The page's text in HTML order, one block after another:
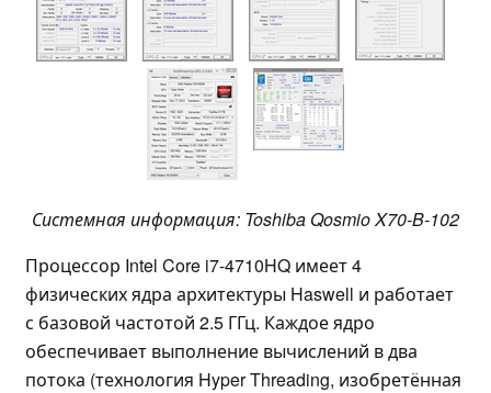
Системная информация: Toshiba Qosmio X70-B-102
Процессор Intel Core i7-4710HQ имеет 4
физических ядра архитектуры Haswell и работает
с базовой частотой 2.5 ГГц. Каждое ядро
обеспечивает выполнение вычислений в два
потока (технология Hyper Threading, изобретённая